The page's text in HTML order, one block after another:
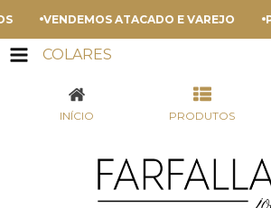
VENDEMOS ATACADO E VAREJO
COLARES
INÍCIO PRODUTOS